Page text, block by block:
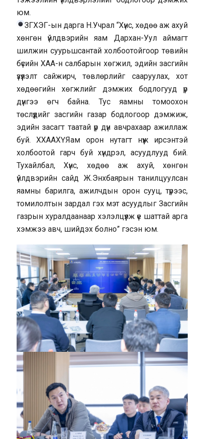
юм.
ЗГХЭГ-ын дарга Н.Учрал “Хүнс, хөдөө аж ахуй
хөнгөн үйлдвэрийн яам Дархан-Уул аймагт
шилжин суурьшсантай холбоотойгоор төвийн
бүсийн ХАА-н салбарын хөгжил, эдийн засгийн
үзүүлэлт сайжирч, төвлөрлийг сааруулах, хот
хөдөөгийн хөгжлийг дэмжих бодлогууд үр
дүнгээ өгч байна. Тус яамны томоохон
төслүүдийг засгийн газар бодлогоор дэмжиж,
эдийн засагт таатай үр дүн авчрахаар ажиллаж
буй. ХХААХҮЯам орон нутагт нүүж ирсэнтэй
холбоотой гарч буй хүндрэл, асуудлууд бий.
Тухайлбал, Хүнс, хөдөө аж ахуй, хөнгөн
үйлдвэрийн сайд Ж.Энхбаярын танилцуулсан
яамны барилга, ажилчдын орон сууц, түрээс,
томилолтын зардал гэх мэт асуудлыг Засгийн
газрын хуралдаанаар хэлэлцүүлж үе шаттай арга
хэмжээ авч, шийдэх болно” гэсэн юм.